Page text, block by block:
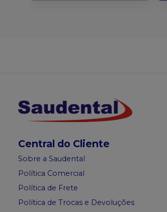
Central do Cliente
Sobre a Saudental
Política Comercial
Política de Frete
Política de Trocas e Devoluções